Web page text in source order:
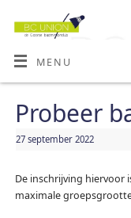
MENU
Probeer
27 september 2022
De inschrijving hiervoor
maximale